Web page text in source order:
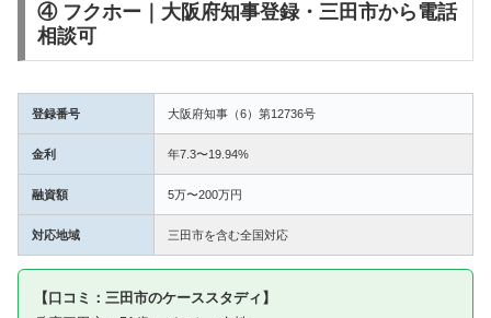
④ フクホー｜大阪府知事登録・三田市から電話
相談可
登録番号 大阪府知事（6）第12736号
金利 年7.3〜19.94%
融資額 5万〜200万円
対応地域 三田市を含む全国対応
【口コミ：三田市のケーススタディ】